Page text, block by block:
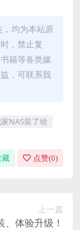
，均为本站原
，禁止复
籍等各类媒
，可联系我
NAS装了啥
藏 点赞(0)
上一篇
体验升级！